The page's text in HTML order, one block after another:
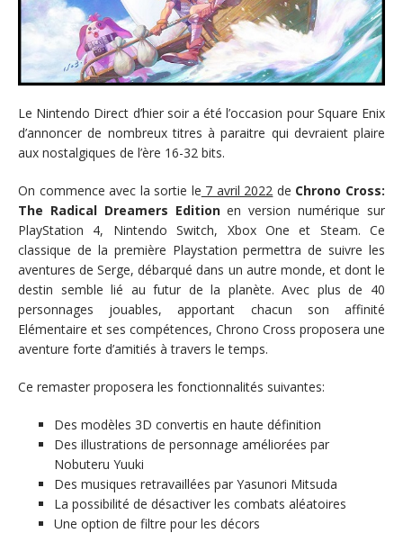
Le Nintendo Direct d’hier soir a été l’occasion pour Square Enix
d’annoncer de nombreux titres à paraitre qui devraient plaire
aux nostalgiques de l’ère 16-32 bits.
On commence avec la sortie le 7 avril 2022 de Chrono Cross:
The Radical Dreamers Editionen version numérique sur
PlayStation 4, Nintendo Switch, Xbox One et Steam. Ce
classique de la première Playstation permettra de suivre les
aventures de Serge, débarqué dans un autre monde, et dont le
destin semble lié au futur de la planète. Avec plus de 40
personnages jouables, apportant chacun son affinité
Elémentaire et ses compétences, Chrono Cross proposera une
aventure forte d’amitiés à travers le temps.
Ce remaster proposera les fonctionnalités suivantes:
Des modèles 3D convertis en haute définition
Des illustrations de personnage améliorées par
Nobuteru Yuuki
Des musiques retravaillées par Yasunori Mitsuda
La possibilité de désactiver les combats aléatoires
Une option de filtre pour les décors